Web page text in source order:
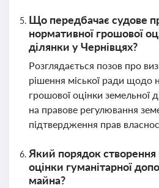
Що передбачає судове
нормативної грошової
ділянки у Чернівцях?
Розглядається позов про
рішення міської ради щодо
грошової оцінки земельної
на правове регулювання
підтвердження прав
Який порядок створення
оцінки гуманітарної
майна?